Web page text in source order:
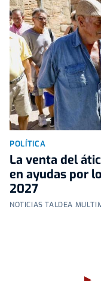
POLÍTICA
La venta del
en ayudas por
2027
NOTICIAS TALDEA